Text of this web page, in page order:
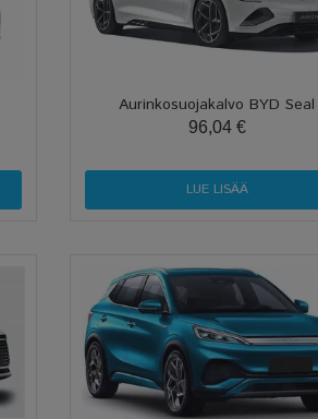
Aurinkosuojakalvo BYD Seal
96,04 €
LUE LISÄÄ